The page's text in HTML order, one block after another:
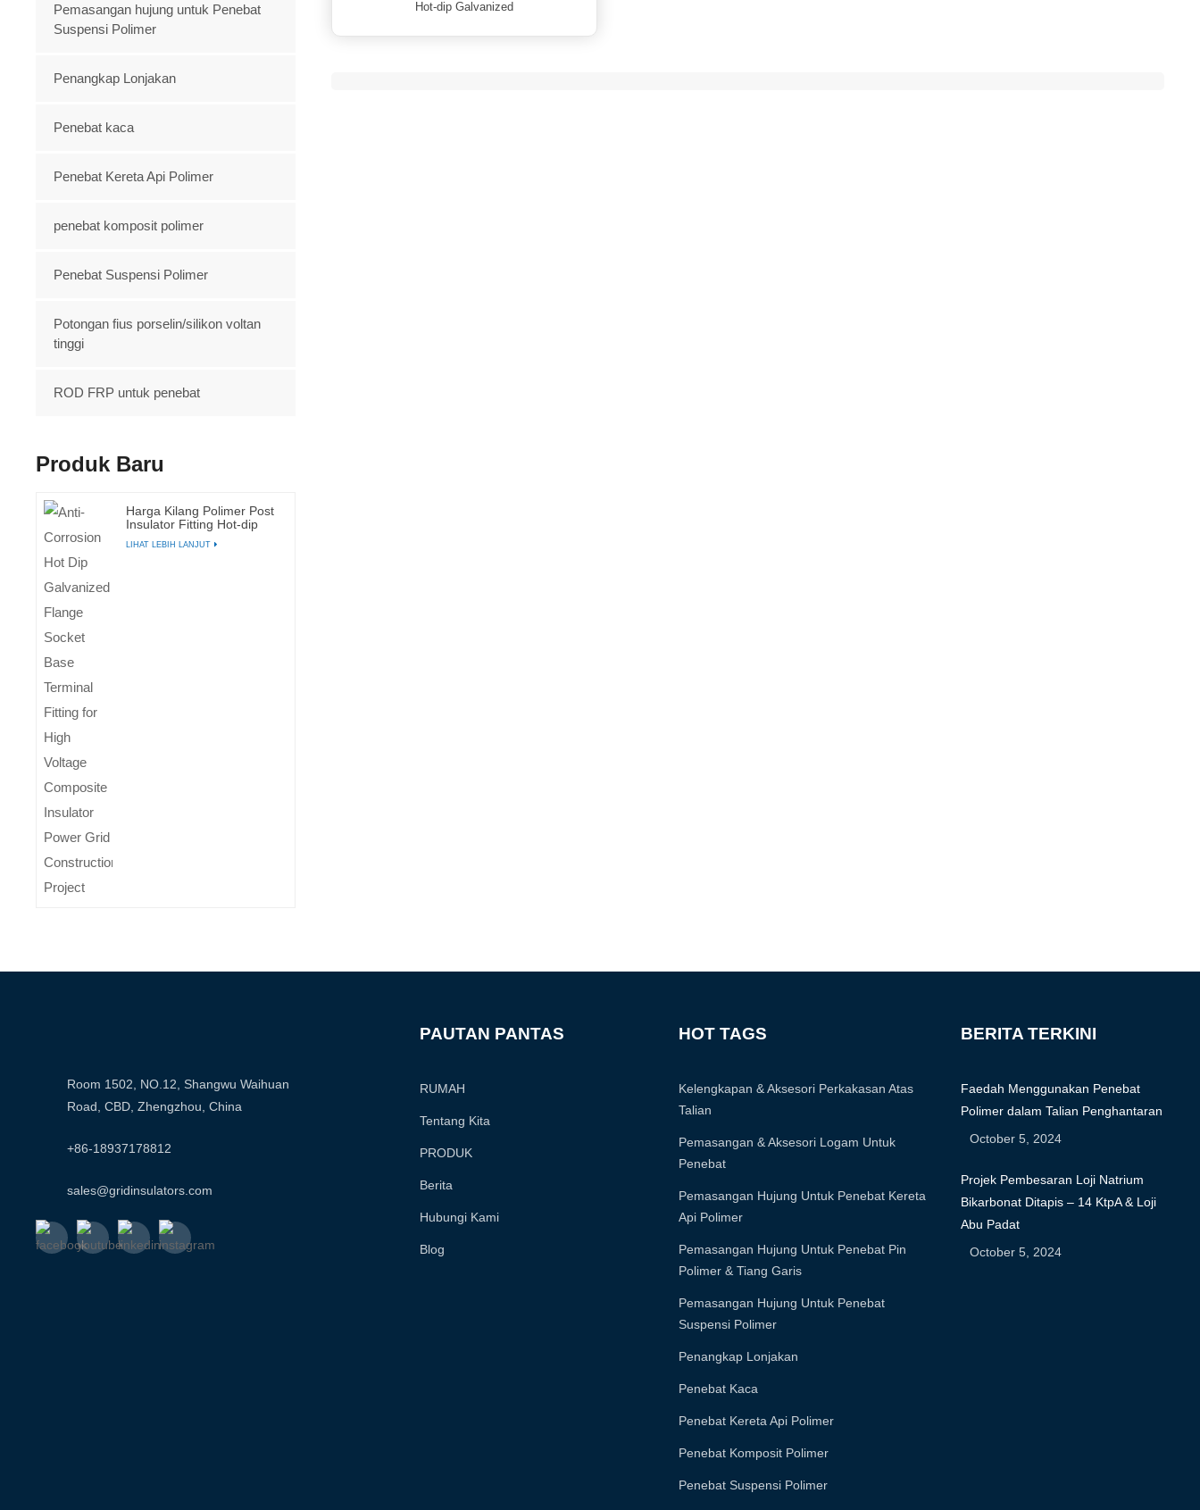
Hot-dip Galvanized
Pemasangan hujung untuk Penebat
Suspensi Polimer
Penangkap Lonjakan
Penebat kaca
Penebat Kereta Api Polimer
penebat komposit polimer
Penebat Suspensi Polimer
Potongan fius porselin/silikon voltan
tinggi
ROD FRP untuk penebat
Produk Baru
Harga Kilang Polimer Post
Insulator Fitting Hot-dip
LIHAT LEBIH LANJUT
Room 1502, NO.12, Shangwu Waihuan
Road, CBD, Zhengzhou, China
+86-18937178812
sales@gridinsulators.com
PAUTAN PANTAS
RUMAH
Tentang Kita
PRODUK
Berita
Hubungi Kami
Blog
HOT TAGS
Kelengkapan & Aksesori Perkakasan Atas
Talian
Pemasangan & Aksesori Logam Untuk
Penebat
Pemasangan Hujung Untuk Penebat Kereta
Api Polimer
Pemasangan Hujung Untuk Penebat Pin
Polimer & Tiang Garis
Pemasangan Hujung Untuk Penebat
Suspensi Polimer
Penangkap Lonjakan
Penebat Kaca
Penebat Kereta Api Polimer
Penebat Komposit Polimer
Penebat Suspensi Polimer
BERITA TERKINI
Faedah Menggunakan Penebat
Polimer dalam Talian Penghantaran
October 5, 2024
Projek Pembesaran Loji Natrium
Bikarbonat Ditapis – 14 KtpA & Loji
Abu Padat
October 5, 2024